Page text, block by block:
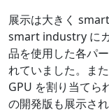
展示は大きく
smart industry に
品を使用した各パ
れていました。ま
GPU を割り当てら
の開発版も展示され